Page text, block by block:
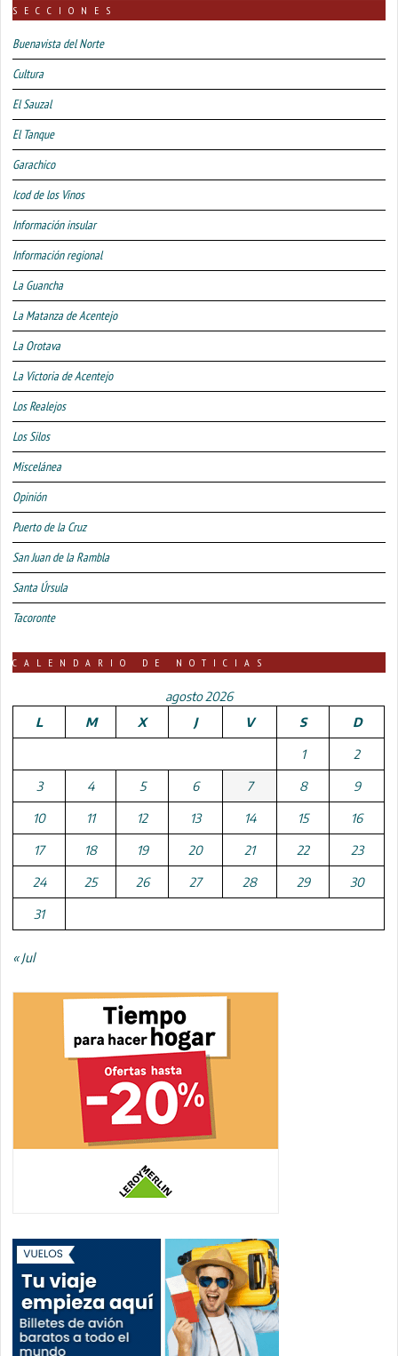
SECCIONES
Buenavista del Norte
Cultura
El Sauzal
El Tanque
Garachico
Icod de los Vinos
Información insular
Información regional
La Guancha
La Matanza de Acentejo
La Orotava
La Victoria de Acentejo
Los Realejos
Los Silos
Miscelánea
Opinión
Puerto de la Cruz
San Juan de la Rambla
Santa Úrsula
Tacoronte
CALENDARIO DE NOTICIAS
agosto 2026
L
M X J V S D
1 2
3 4 5 6 7 8 9
10 11 12 13 14 15 16
17 18 19 20 21 22 23
24 25 26 27 28 29 30
31
« Jul